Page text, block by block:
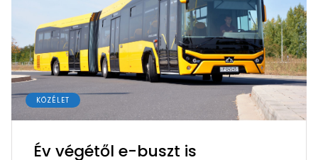
KÖZÉLET
Év végétől e-buszt is